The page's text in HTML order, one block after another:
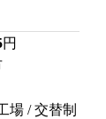
円
場 / 交替制